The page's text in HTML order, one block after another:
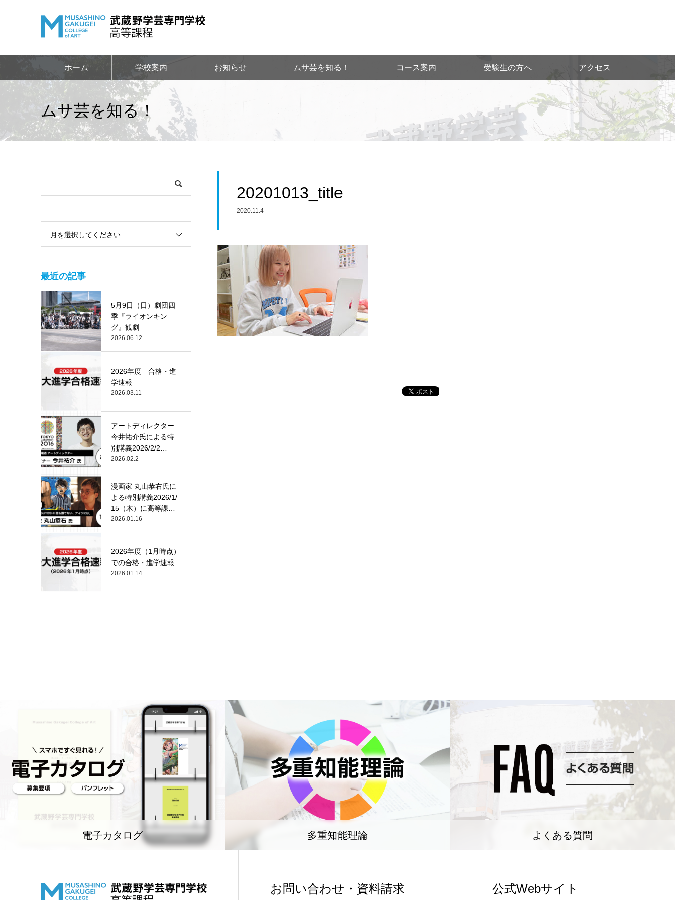
ホーム 学校案内 お知らせ ムサ芸を知る！ コース案内 受験生の方へ アクセス
ムサ芸を知る！
20201013_title
2020.11.4
月を選択してください
最近の記事
5月9日（日）劇団四
季『ライオンキン
グ』観劇
2026.06.12
2026年度 合格・進
学速報
2026.03.11
アートディレクター
今井祐介氏による特
別講義2026/2/2
（月）…
2026.02.2
漫画家 丸山恭右氏に
よる特別講義2026/1/
15（木）に高等課
程…
2026.01.16
2026年度（1月時点）
での合格・進学速報
2026.01.14
電子カタログ 多重知能理論 よくある質問
お問い合わせ・資料請求 公式Webサイト